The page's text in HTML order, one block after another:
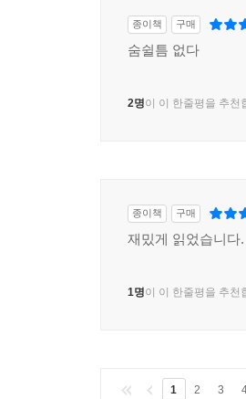
종이책 구매
숨쉴틈 없다
2명이 이 한줄평을 추천
종이책 구매
재밌게 읽었습니다.
1명이 이 한줄평을 추천
1 2 3